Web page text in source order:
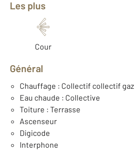
Les plus
Cour
Général
Chauffage : Collectif collectif gaz
Eau chaude : Collective
Toiture : Terrasse
Ascenseur
Digicode
Interphone